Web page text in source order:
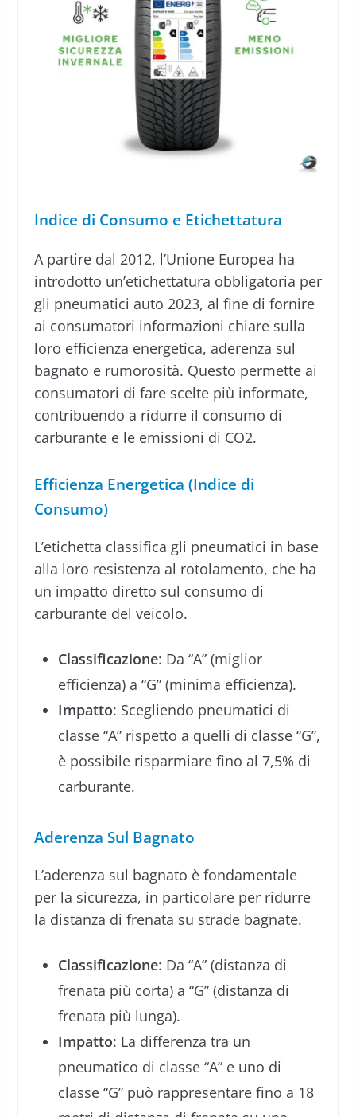
Indice di Consumo e Etichettatura
A partire dal 2012, l’Unione Europea ha
introdotto un’etichettatura obbligatoria per
gli pneumatici auto 2023, al fine di fornire
ai consumatori informazioni chiare sulla
loro efficienza energetica, aderenza sul
bagnato e rumorosità. Questo permette ai
consumatori di fare scelte più informate,
contribuendo a ridurre il consumo di
carburante e le emissioni di CO2.
Efficienza Energetica (Indice di
Consumo)
L’etichetta classifica gli pneumatici in base
alla loro resistenza al rotolamento, che ha
un impatto diretto sul consumo di
carburante del veicolo.
Classificazione: Da “A” (miglior
efficienza) a “G” (minima efficienza).
Impatto: Scegliendo pneumatici di
classe “A” rispetto a quelli di classe “G”,
è possibile risparmiare fino al 7,5% di
carburante.
Aderenza Sul Bagnato
L’aderenza sul bagnato è fondamentale
per la sicurezza, in particolare per ridurre
la distanza di frenata su strade bagnate.
Classificazione: Da “A” (distanza di
frenata più corta) a “G” (distanza di
frenata più lunga).
Impatto: La differenza tra un
pneumatico di classe “A” e uno di
classe “G” può rappresentare fino a 18